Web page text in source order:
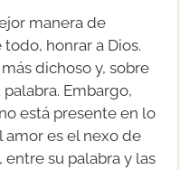
manera de
honrar a Dios.
dichoso y, sobre
Embargo,
está presente en lo
amor es el nexo de
su palabra y las